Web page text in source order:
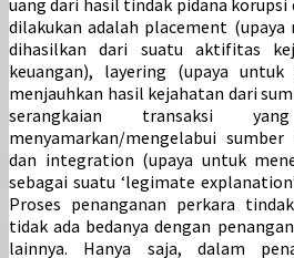
uang dari hasil tindak pidana korupsi
dilakukan adalah placement (upaya
dihasilkan dari suatu aktifitas
keuangan), layering (upaya
menjauhkan hasil kejahatan dari
serangkaian transaksi
menyamarkan/mengelabui
dan integration (upaya untuk
sebagai suatu ‘legimate
Proses penanganan perkara
tidak ada bedanya dengan
lainnya. Hanya saja, dalam